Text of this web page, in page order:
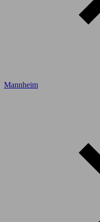
Mannheim